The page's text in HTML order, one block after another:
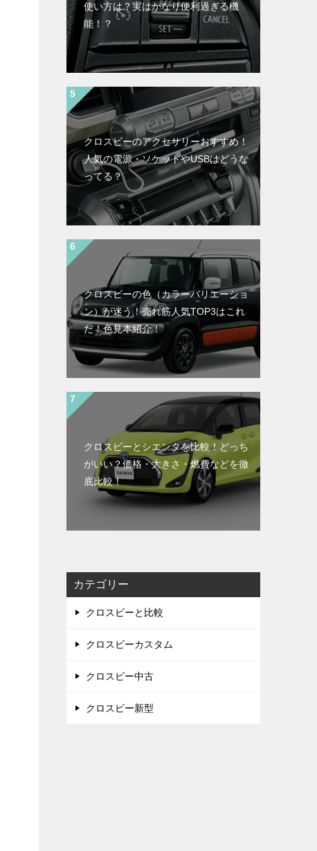
使い方は？実はかなり便利過ぎる機
能！？
クロスビーのアクセサリーおすすめ！
人気の電源・ソケットやUSBはどうな
ってる？
クロスビーの色（カラーバリエーショ
ン）が迷う！売れ筋人気TOP3はこれ
だ！色見本紹介！
クロスビーとシエンタを比較！どっち
がいい？価格・大きさ・燃費などを徹
底比較！
カテゴリー
クロスビーと比較
クロスビーカスタム
クロスビー中古
クロスビー新型